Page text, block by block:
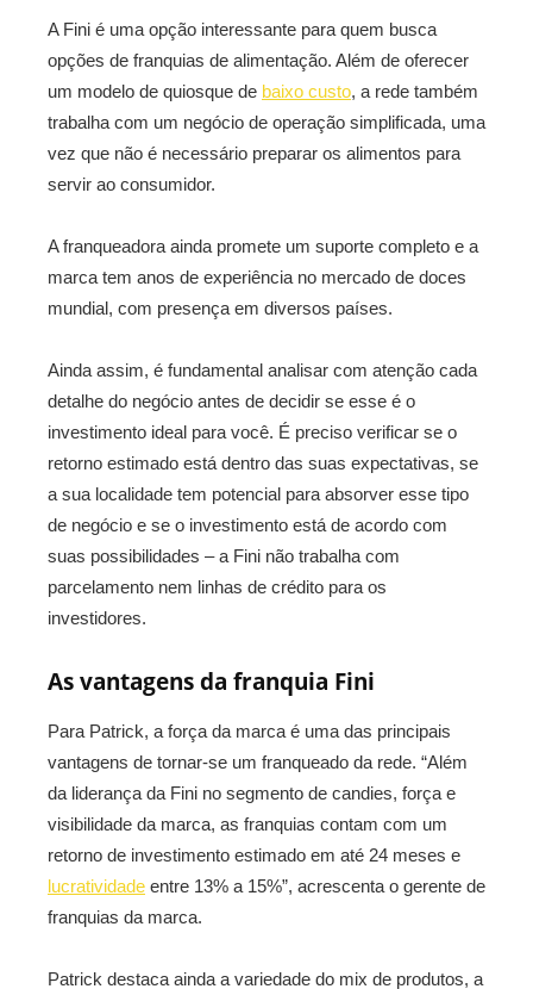
A Fini é uma opção interessante para quem busca
opções de franquias de alimentação. Além de oferecer
um modelo de quiosque de baixo custo, a rede também
trabalha com um negócio de operação simplificada, uma
vez que não é necessário preparar os alimentos para
servir ao consumidor.
A franqueadora ainda promete um suporte completo e a
marca tem anos de experiência no mercado de doces
mundial, com presença em diversos países.
Ainda assim, é fundamental analisar com atenção cada
detalhe do negócio antes de decidir se esse é o
investimento ideal para você. É preciso verificar se o
retorno estimado está dentro das suas expectativas, se
a sua localidade tem potencial para absorver esse tipo
de negócio e se o investimento está de acordo com
suas possibilidades – a Fini não trabalha com
parcelamento nem linhas de crédito para os
investidores.
As vantagens da franquia Fini
Para Patrick, a força da marca é uma das principais
vantagens de tornar-se um franqueado da rede. “Além
da liderança da Fini no segmento de candies, força e
visibilidade da marca, as franquias contam com um
retorno de investimento estimado em até 24 meses e
lucratividade entre 13% a 15%”, acrescenta o gerente de
franquias da marca.
Patrick destaca ainda a variedade do mix de produtos, a